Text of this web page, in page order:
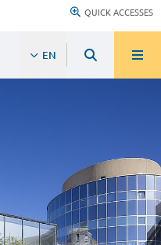
QUICK ACCESSES
EN